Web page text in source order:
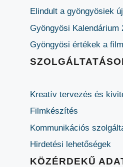
Elindult a gyöngyösiek
Gyöngyösi Kalendárium
Gyöngyösi értékek a
Kreatív tervezés és
Filmkészítés
Kommunikációs
Hirdetési lehetőségek
KÖZÉRDEKŰ